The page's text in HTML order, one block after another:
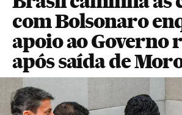
com Bolsonaro
apoio ao Governo
após saída de